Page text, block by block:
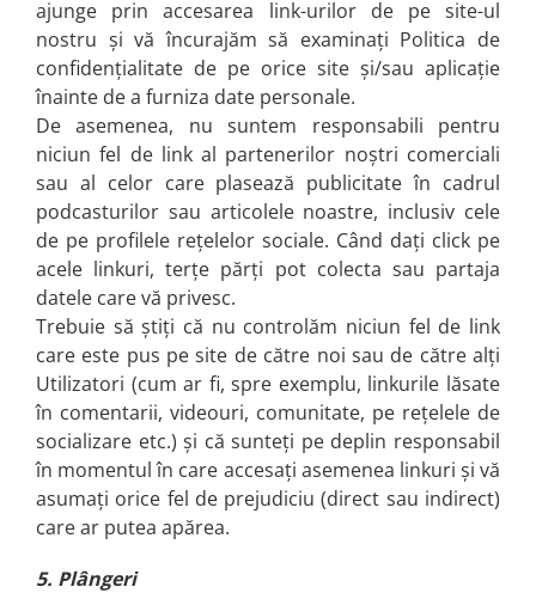
ajunge prin accesarea link-urilor de pe site-ul
nostru și vă încurajăm să examinați Politica de
confidențialitate de pe orice site și/sau aplicație
înainte de a furniza date personale.
De asemenea, nu suntem responsabili pentru
niciun fel de link al partenerilor noștri comerciali
sau al celor care plasează publicitate în cadrul
podcasturilor sau articolele noastre, inclusiv cele
de pe profilele rețelelor sociale. Când dați click pe
acele linkuri, terțe părți pot colecta sau partaja
datele care vă privesc.
Trebuie să știți că nu controlăm niciun fel de link
care este pus pe site de către noi sau de către alți
Utilizatori (cum ar fi, spre exemplu, linkurile lăsate
în comentarii, videouri, comunitate, pe rețelele de
socializare etc.) și că sunteți pe deplin responsabil
în momentul în care accesați asemenea linkuri și vă
asumați orice fel de prejudiciu (direct sau indirect)
care ar putea apărea.
5. Plângeri